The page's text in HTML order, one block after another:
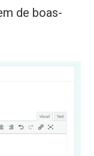
de boas-